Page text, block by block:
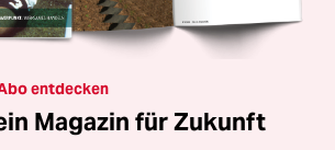
entdecken
Magazin für Zukunft